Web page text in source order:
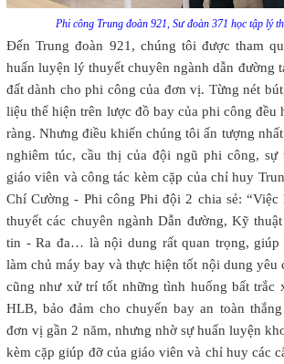
Phi công Trung đoàn 921, Sư đoàn 371 học tập lý
Đến Trung đoàn 921, chúng tôi được tham
huấn luyện lý thuyết chuyên ngành dẫn đường
đất dành cho phi công của đơn vị. Từng nét
liệu thể hiện trên lược đồ bay của phi công đều
ràng. Nhưng điều khiến chúng tôi ấn tượng
nghiêm túc, cầu thị của đội ngũ phi công, sự
giáo viên và công tác kèm cặp của chỉ huy
Chí Cường - Phi công Phi đội 2 chia sẻ: “Việc
thuyết các chuyên ngành Dẫn đường, Kỹ
tin - Ra đa… là nội dung rất quan trọng, giúp
làm chủ máy bay và thực hiện tốt nội dung yêu
cũng như xử trí tốt những tình huống bất trắc
HLB, bảo đảm cho chuyến bay an toàn
đơn vị gần 2 năm, nhưng nhờ sự huấn luyện
kèm cặp giúp đỡ của giáo viên và chỉ huy các